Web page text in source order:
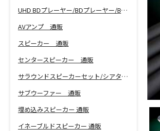
UHD BDプレーヤー/BDプレーヤー/BDレコーダー 通販
AVアンプ 通販
スピーカー 通販
センタースピーカー 通販
サラウンドスピーカーセット/シアターバー 通販
サブウーファー 通販
埋め込みスピーカー 通販
イネーブルドスピーカー 通販